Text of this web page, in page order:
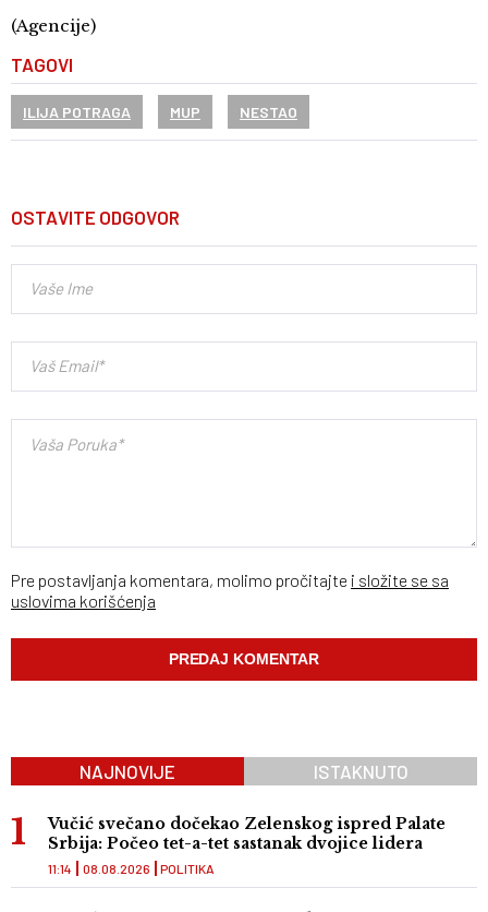
(Agencije)
TAGOVI
ILIJA POTRAGA MUP NESTAO
OSTAVITE ODGOVOR
Pre postavljanja komentara, molimo pročitajte i složite se sa
uslovima korišćenja
NAJNOVIJE ISTAKNUTO
Vučić svečano dočekao Zelenskog ispred Palate
Srbija: Počeo tet-a-tet sastanak dvojice lidera
POLITIKA
11:14 08.08.2026